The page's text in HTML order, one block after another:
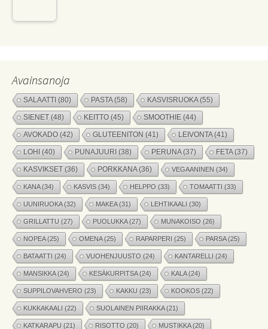
Avainsanoja
SALAATTI (80) PASTA(58) KASVISRUOKA(55)
SIENET (48) KEITTO (45) SMOOTHIE (44)
AVOKADO (42) GLUTEENITON (41) LEIVONTA(41)
LOHI (40) PUNAJUURI (38) PERUNA(37) FETA(37)
KASVIKSET (36) PORKKANA(36) VEGAANINEN (34)
KANA(34) KASVIS (34) HELPPO (33) TOMAATTI (33)
UUNIRUOKA(32) MAKEA(31) LEHTIKAALI (30)
GRILLATTU (27) PUOLUKKA(27) MUNAKOISO (26)
NOPEA(25) OMENA(25) RAPARPERI (25) PARSA(25)
BATAATTI (24) VUOHENJUUSTO (24) KANTARELLI (24)
MANSIKKA(24) KESÄKURPITSA(24) KALA(24)
SUPPILOVAHVERO (23) KAKKU (23) KOOKOS (22)
KUKKAKAALI (22) SUOLAINEN PIIRAKKA(21)
KATKARAPU (21) RISOTTO (20) MUSTIKKA(20)